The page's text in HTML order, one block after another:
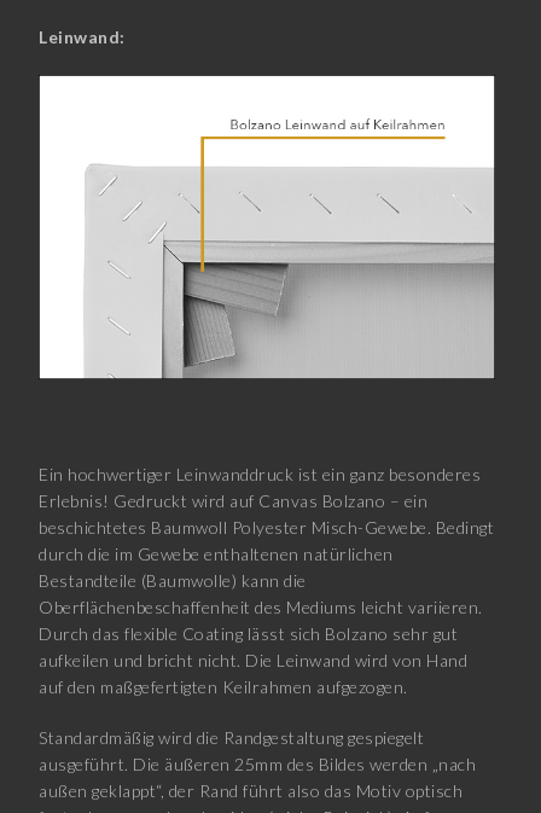
Leinwand:
Ein hochwertiger Leinwanddruck ist ein ganz besonderes
Erlebnis! Gedruckt wird auf Canvas Bolzano – ein
beschichtetes Baumwoll Polyester Misch-Gewebe. Bedingt
durch die im Gewebe enthaltenen natürlichen
Bestandteile (Baumwolle) kann die
Oberflächenbeschaffenheit des Mediums leicht variieren.
Durch das flexible Coating lässt sich Bolzano sehr gut
aufkeilen und bricht nicht. Die Leinwand wird von Hand
auf den maßgefertigten Keilrahmen aufgezogen.
Standardmäßig wird die Randgestaltung gespiegelt
ausgeführt. Die äußeren 25mm des Bildes werden „nach
außen geklappt“, der Rand führt also das Motiv optisch